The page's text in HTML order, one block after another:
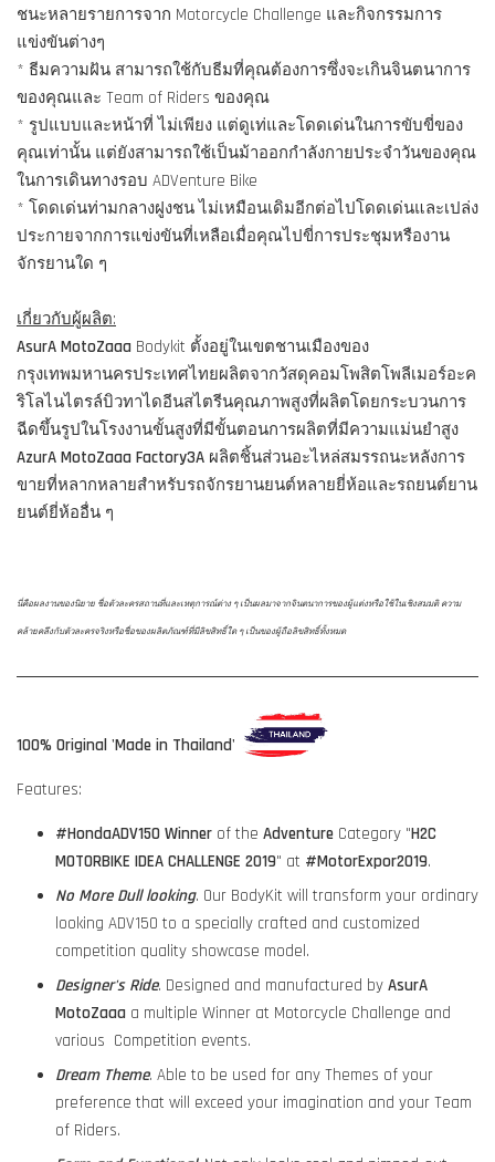
ชนะหลายรายการจาก Motorcycle Challenge และกิจกรรมการ
แข่งขันต่างๆ
* ธีมความฝัน สามารถใช้กับธีมที่คุณต้องการซึ่งจะเกินจินตนาการ
ของคุณและ Team of Riders ของคุณ
* รูปแบบและหน้าที่ ไม่เพียง แต่ดูเท่และโดดเด่นในการขับขี่ของ
คุณเท่านั้น แต่ยังสามารถใช้เป็นม้าออกกำลังกายประจำวันของคุณ
ในการเดินทางรอบ ADVenture Bike
* โดดเด่นท่ามกลางฝูงชน ไม่เหมือนเดิมอีกต่อไปโดดเด่นและเปล่ง
ประกายจากการแข่งขันที่เหลือเมื่อคุณไปขี่การประชุมหรืองาน
จักรยานใด ๆ
เกี่ยวกับผู้ผลิต:
AsurA MotoZaaa Bodykit ตั้งอยู่ในเขตชานเมืองของ
กรุงเทพมหานครประเทศไทยผลิตจากวัสดุคอมโพสิตโพลีเมอร์อะค
ริโลไนไตรล์บิวทาไดอีนสไตรีนคุณภาพสูงที่ผลิตโดยกระบวนการ
ฉีดขึ้นรูปในโรงงานขั้นสูงที่มีขั้นตอนการผลิตที่มีความแม่นยำสูง
AzurA MotoZaaa Factory3A ผลิตชิ้นส่วนอะไหล่สมรรถนะหลังการ
ขายที่หลากหลายสำหรับรถจักรยานยนต์หลายยี่ห้อและรถยนต์ยาน
ยนต์ยี่ห้ออื่น ๆ
นี่คือผลงานของนิยาย ชื่อตัวละครสถานที่และเหตุการณ์ต่าง ๆ เป็นผลมาจากจินตนาการของผู้แต่งหรือใช้ในเชิงสมมติ ความ
คล้ายคลึงกับตัวละครจริงหรือชื่อของผลิตภัณฑ์ที่มีลิขสิทธิ์ใด ๆ เป็นของผู้ถือลิขสิทธิ์ทั้งหมด
100% Original 'Made in Thailand'
Features:
#HondaADV150 Winner of the Adventure Category "H2C
MOTORBIKE IDEA CHALLENGE 2019" at #MotorExpor2019.
No More Dull looking. Our BodyKit will transform your ordinary
looking ADV150 to a specially crafted and customized
competition quality showcase model.
Designer's Ride. Designed and manufactured by AsurA
MotoZaaa a multiple Winner at Motorcycle Challenge and
various Competition events.
Dream Theme. Able to be used for any Themes of your
preference that will exceed your imagination and your Team
of Riders.